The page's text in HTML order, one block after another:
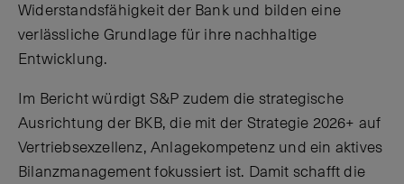
Widerstandsfähigkeit der Bank und bilden eine
verlässliche Grundlage für ihre nachhaltige
Entwicklung.
Im Bericht würdigt S&P zudem die strategische
Ausrichtung der BKB, die mit der Strategie 2026+ auf
Vertriebsexzellenz, Anlagekompetenz und ein aktives
Bilanzmanagement fokussiert ist. Damit schafft die